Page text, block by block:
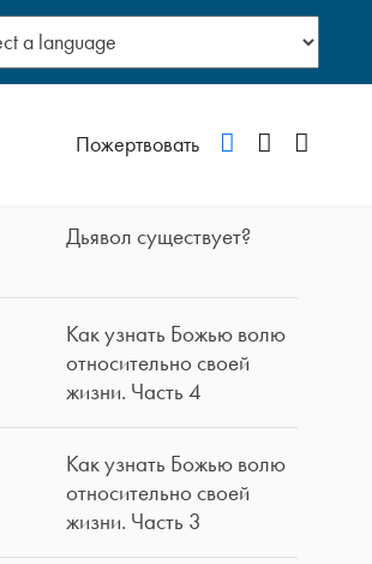
Пожертвовать VKontakteYouTube
Дьявол существует?
Как узнать Божью волю
относительно своей
жизни. Часть 4
Как узнать Божью волю
относительно своей
жизни. Часть 3